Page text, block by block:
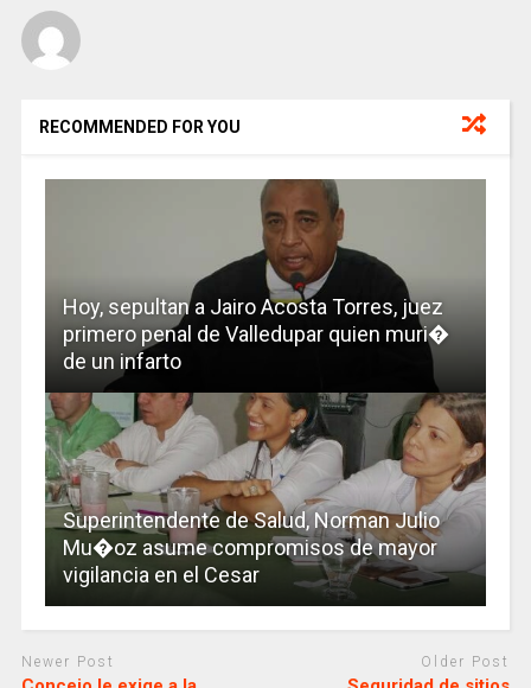
RECOMMENDED FOR YOU
Hoy, sepultan a Jairo Acosta Torres, juez
primero penal de Valledupar quien muri�
de un infarto
Superintendente de Salud, Norman Julio
Mu�oz asume compromisos de mayor
vigilancia en el Cesar
Newer Post Older Post